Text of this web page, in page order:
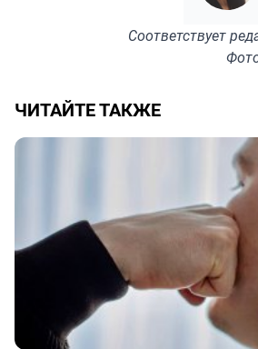
Соответствует
ЧИТАЙТЕ ТАКЖЕ